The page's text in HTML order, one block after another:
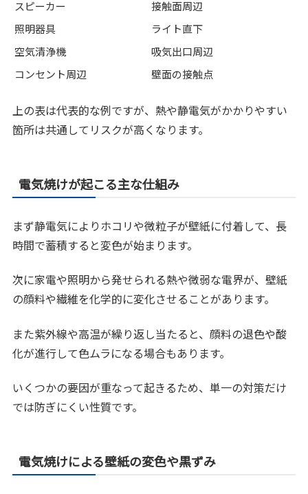
スピーカー
接触面周辺
照明器具
ライト直下
空気清浄機
吸気出口周辺
コンセント周辺
壁面の接触点
上の表は代表的な例ですが、熱や静電気がかかりやすい
箇所は共通してリスクが高くなります。
電気焼けが起こる主な仕組み
まず静電気によりホコリや微粒子が壁紙に付着して、長
時間で蓄積すると変色が始まります。
次に家電や照明から発せられる熱や微弱な電界が、壁紙
の顔料や繊維を化学的に変化させることがあります。
また紫外線や高温が繰り返し当たると、顔料の退色や酸
化が進行して色ムラになる場合もあります。
いくつかの要因が重なって起きるため、単一の対策だけ
では防ぎにくい性質です。
電気焼けによる壁紙の変色や黒ずみ